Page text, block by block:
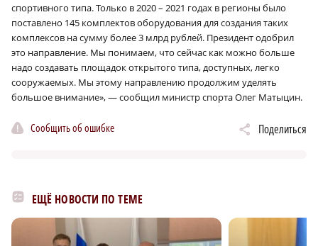
спортивного типа. Только в 2020 – 2021 годах в регионы было
поставлено 145 комплектов оборудования для создания таких
комплексов на сумму более 3 млрд рублей. Президент одобрил
это направление. Мы понимаем, что сейчас как можно больше
надо создавать площадок открытого типа, доступных, легко
сооружаемых. Мы этому направлению продолжим уделять
большое внимание», — сообщил министр спорта Олег Матыцин.
Сообщить об ошибке Поделиться
ЕЩЁ НОВОСТИ ПО ТЕМЕ